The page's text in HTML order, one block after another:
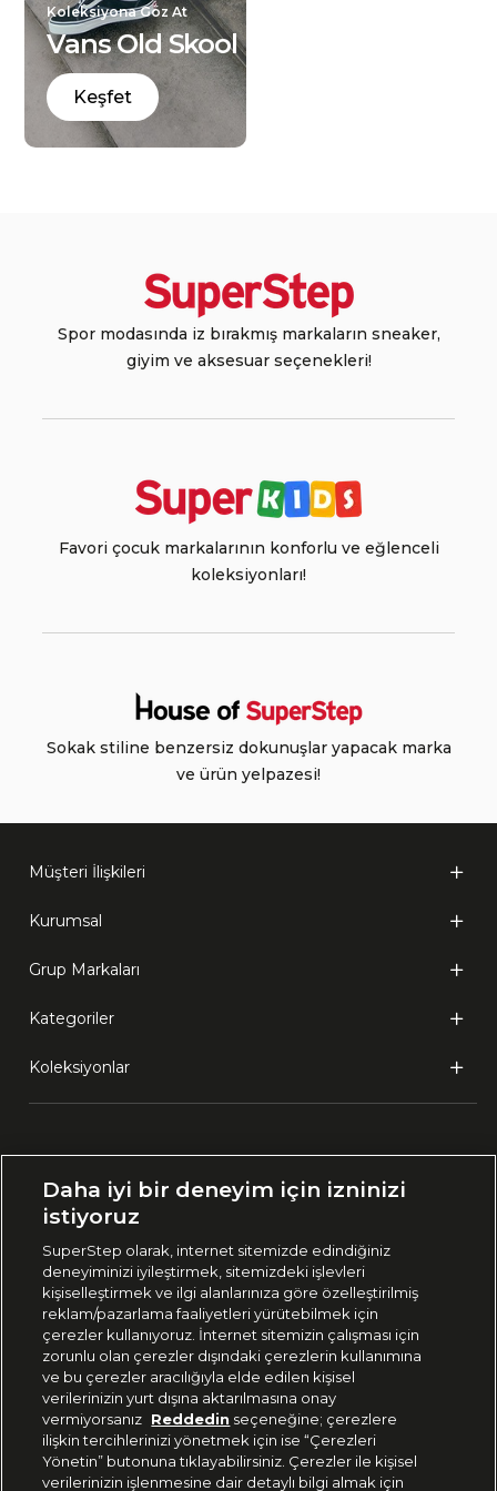
Koleksiyona Göz At
Vans Old Skool
Keşfet
Spor modasında iz bırakmış markaların sneaker,
giyim ve aksesuar seçenekleri!
Favori çocuk markalarının konforlu ve eğlenceli
koleksiyonları!
Sokak stiline benzersiz dokunuşlar yapacak marka
ve ürün yelpazesi!
Müşteri İlişkileri
Kurumsal
Grup Markaları
Kategoriler
Koleksiyonlar
🇹🇷 Türkiye
444 37 36
Uygulamadan Takip Edin
Daha iyi bir deneyim için izninizi
istiyoruz
SuperStep olarak, internet sitemizde edindiğiniz
deneyiminizi iyileştirmek, sitemizdeki işlevleri
kişiselleştirmek ve ilgi alanlarınıza göre özelleştirilmiş
reklam/pazarlama faaliyetleri yürütebilmek için
çerezler kullanıyoruz. İnternet sitemizin çalışması için
zorunlu olan çerezler dışındaki çerezlerin kullanımına
ve bu çerezler aracılığıyla elde edilen kişisel
verilerinizin yurt dışına aktarılmasına onay
vermiyorsanız Reddedin seçeneğine; çerezlere
ilişkin tercihlerinizi yönetmek için ise “Çerezleri
Yönetin” butonuna tıklayabilirsiniz. Çerezler ile kişisel
verilerinizin işlenmesine dair detaylı bilgi almak için